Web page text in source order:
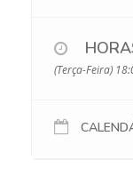
(Terça-Feira)